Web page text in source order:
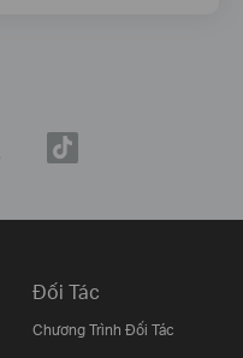
Đối Tác
Chương Trình Đối Tác